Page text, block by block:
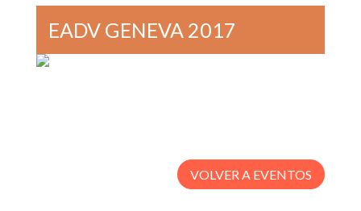
EADV GENEVA 2017
VOLVER A EVENTOS